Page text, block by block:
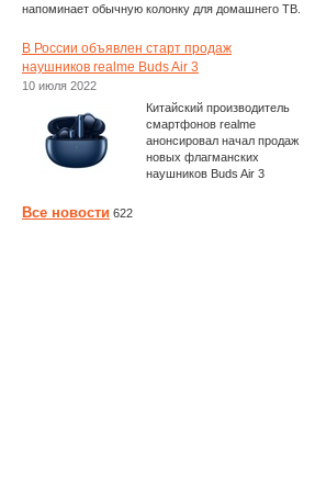
напоминает обычную колонку для домашнего ТВ.
В России объявлен старт продаж
наушников realme Buds Air 3
10 июля 2022
Китайский производитель
смартфонов realme
анонсировал начал продаж
новых флагманских
наушников Buds Air 3
Все новости 622